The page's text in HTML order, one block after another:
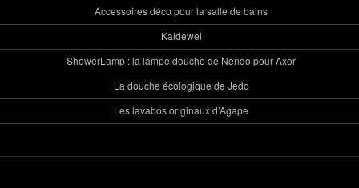
Accessoires déco pour la salle de bains
Kaldewei
ShowerLamp : la lampe douche de Nendo pour Axor
La douche écologique de Jedo
Les lavabos originaux d’Agape